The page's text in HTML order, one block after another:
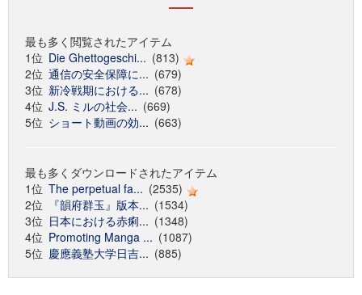
最も多く閲覧されたアイテム
1位 Die Ghettogeschi... (813)
2位 通信の安全保障に... (679)
3位 新冷戦期における... (678)
4位 J.S. ミルの社会... (669)
5位 ショート動画の効... (663)
最も多くダウンロードされたアイテム
1位 The perpetual fa... (2535)
2位
『韻府群玉』版本... (1534)
3位 日本における赤痢... (1348)
4位 Promoting Manga ... (1087)
5位 慶應義塾大学日吉... (885)